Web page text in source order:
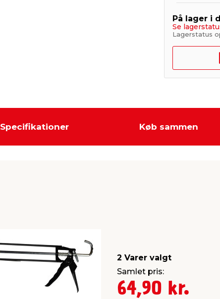
På lager i
Se
Lagerstatus
Specifikationer Køb sammen
2 Varer valgt
Samlet pris:
64,90 kr.